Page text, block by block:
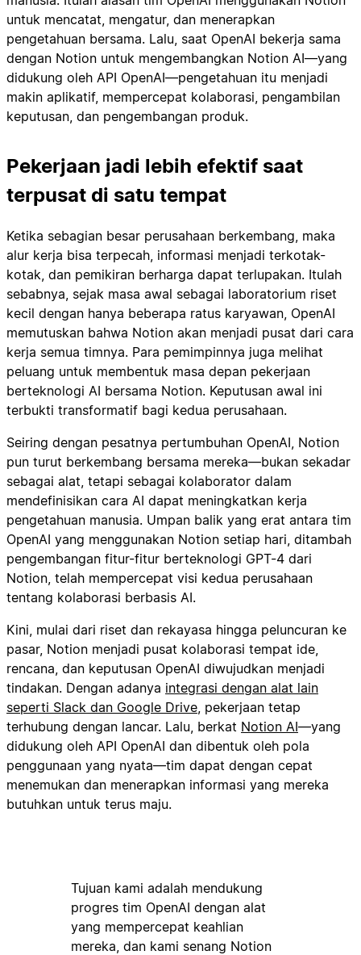
untuk mencatat, mengatur, dan menerapkan
pengetahuan bersama. Lalu, saat OpenAI bekerja sama
dengan Notion untuk mengembangkan Notion AI—yang
didukung oleh API OpenAI—pengetahuan itu menjadi
makin aplikatif, mempercepat kolaborasi, pengambilan
keputusan, dan pengembangan produk.
Pekerjaan jadi lebih efektif saat
terpusat di satu tempat
Ketika sebagian besar perusahaan berkembang, maka
alur kerja bisa terpecah, informasi menjadi terkotak-
kotak, dan pemikiran berharga dapat terlupakan. Itulah
sebabnya, sejak masa awal sebagai laboratorium riset
kecil dengan hanya beberapa ratus karyawan, OpenAI
memutuskan bahwa Notion akan menjadi pusat dari cara
kerja semua timnya. Para pemimpinnya juga melihat
peluang untuk membentuk masa depan pekerjaan
berteknologi AI bersama Notion. Keputusan awal ini
terbukti transformatif bagi kedua perusahaan.
Seiring dengan pesatnya pertumbuhan OpenAI, Notion
pun turut berkembang bersama mereka—bukan sekadar
sebagai alat, tetapi sebagai kolaborator dalam
mendefinisikan cara AI dapat meningkatkan kerja
pengetahuan manusia. Umpan balik yang erat antara tim
OpenAI yang menggunakan Notion setiap hari, ditambah
pengembangan fitur-fitur berteknologi GPT-4 dari
Notion, telah mempercepat visi kedua perusahaan
tentang kolaborasi berbasis AI.
Kini, mulai dari riset dan rekayasa hingga peluncuran ke
pasar, Notion menjadi pusat kolaborasi tempat ide,
rencana, dan keputusan OpenAI diwujudkan menjadi
tindakan. Dengan adanya integrasi dengan alat lain
seperti Slack dan Google Drive , pekerjaan tetap
terhubung dengan lancar. Lalu, berkat Notion AI—yang
didukung oleh API OpenAI dan dibentuk oleh pola
penggunaan yang nyata—tim dapat dengan cepat
menemukan dan menerapkan informasi yang mereka
butuhkan untuk terus maju.
Tujuan kami adalah mendukung
progres tim OpenAI dengan alat
yang mempercepat keahlian
mereka, dan kami senang Notion